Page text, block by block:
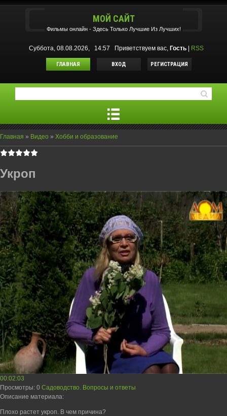
МОЙ САЙТ
Фильмы oнлайн - Здесь Только Лучшие Из Лучших!
Суббота, 08.08.2026, 14:57 Приветствуем вас, Гость| RSS
ГЛАВНАЯ ВХОД РЕГИСТРАЦИЯ
Главная » Видео » Хобби и образование
Укроп
00:02:03
Просмотры: 0 Садоводство. Вопросы и ответы
Описание материала:
Плохо растет укроп. В чем причина?